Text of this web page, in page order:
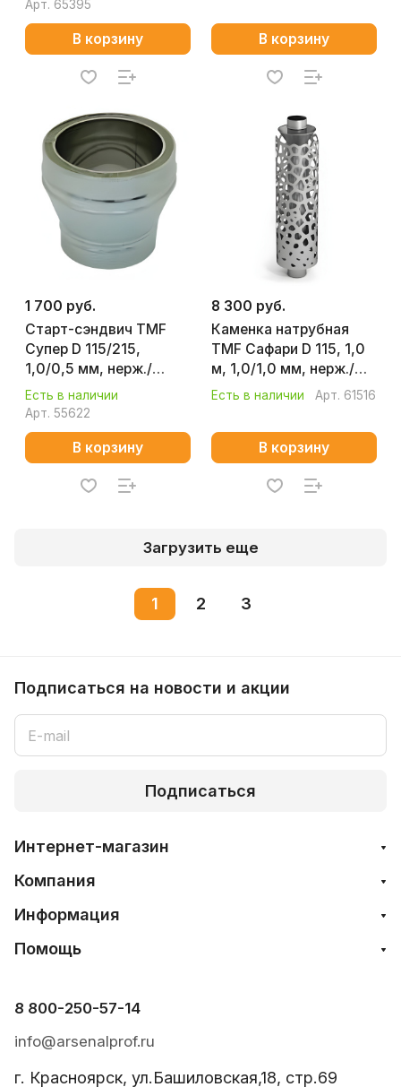
Арт. 65395
В корзину В корзину
1 700 руб.
Старт-сэндвич TMF
Супер D 115/215,
1,0/0,5 мм, нерж./
нерж. 5562201
Есть в наличии
Арт. 55622
В корзину
8 300 руб.
Каменка натрубная
TMF Сафари D 115, 1,0
м, 1,0/1,0 мм, нерж./
нерж. 92200
Есть в наличии Арт. 61516
В корзину
Загрузить еще
1 2 3
Подписаться на новости и акции
Подписаться
Интернет-магазин
Компания
Информация
Помощь
8 800-250-57-14
info@arsenalprof.ru
г. Красноярск, ул.Башиловская,18, стр.69